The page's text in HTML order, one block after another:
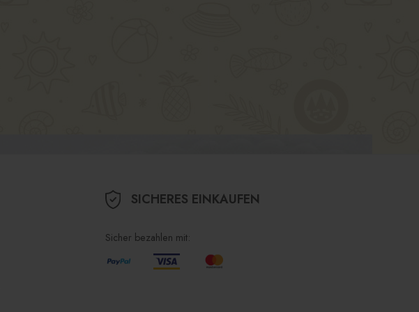
SICHERES EINKAUFEN
Sicher bezahlen mit: